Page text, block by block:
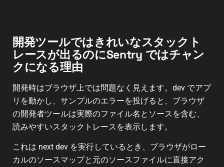
開発ツールではきれいなスタックト
レースが出るのにSentry ではチャン
クになる理由
開発時はブラウザ上では問題なく見えます。dev でアプ
リを動かし、サンプルのエラーを投げると、ブラウザ
の開発者ツールは実際のファイル名とソースを含む、
読みやすいスタックトレースを表示します。
これは next dev を実行しているとき、ブラウザがロー
カルのソースマップと元のソースファイルに直接アク